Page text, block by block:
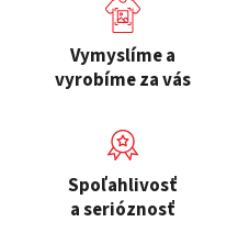
Vymyslíme a
vyrobíme za vás
Spoľahlivosť
a serióznosť